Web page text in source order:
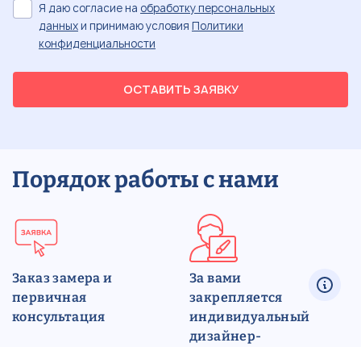
ОСТАВИТЬ ЗАЯВКУ
Я даю согласие на обработку персональных
данныхи принимаю условия Политики
конфиденциальности
Порядок работы с нами
Заказ замера и
первичная
консультация
За вами
закрепляется
индивидуальный
дизайнер-